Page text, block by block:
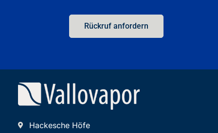
Rückruf anfordern
Hackesche Höfe